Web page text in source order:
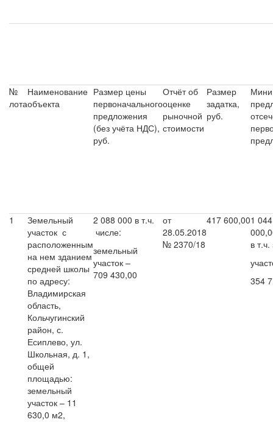
№
лота
Наименование
объекта
Размер цены
первоначального
предложения
(без учёта НДС),
руб.
Отчёт об
оценке
рыночной
стоимости
Размер
задатка,
руб.
1
Земельный
участок с
расположенным
на нем зданием
средней школы
по адресу:
Владимирская
область,
Кольчугинский
район, с.
Есиплево, ул.
Школьная, д. 1,
общей
площадью:
земельный
участок – 11
630,0 м2,
2 088 000 в т.ч.
числе:
земельный
участок –
709 430,00
от
28.05.2018
№ 2370/18
417 600,001 044
в
354